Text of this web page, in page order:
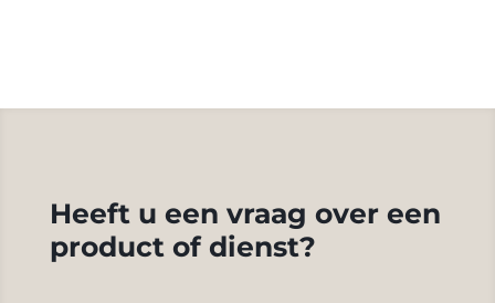
Heeft u een vraag over een
product of dienst?